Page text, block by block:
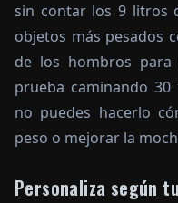
sin contar los 9 litros
objetos más pesados
de los hombros
prueba caminando
no puedes hacerlo
peso o mejorar la
Personaliza según